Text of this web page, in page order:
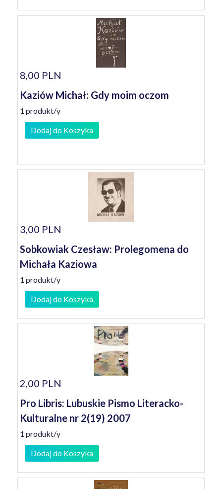
8,00 PLN
Kaziów Michał: Gdy moim oczom
1 produkt/y
Dodaj do Koszyka
3,00 PLN
Sobkowiak Czesław: Prolegomena do
Michała Kaziowa
1 produkt/y
Dodaj do Koszyka
2,00 PLN
Pro Libris: Lubuskie Pismo Literacko-
Kulturalne nr 2(19) 2007
1 produkt/y
Dodaj do Koszyka